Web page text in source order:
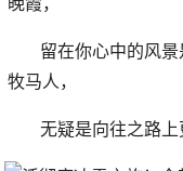
留在你心中的风
牧马人，
无疑是向往之路上